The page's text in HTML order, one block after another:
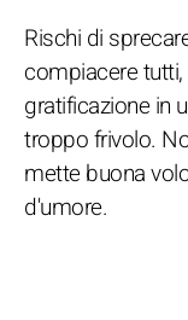
Rischi di
compiacere tutti,
gratificazione in
troppo frivolo.
mette buona
d'umore.